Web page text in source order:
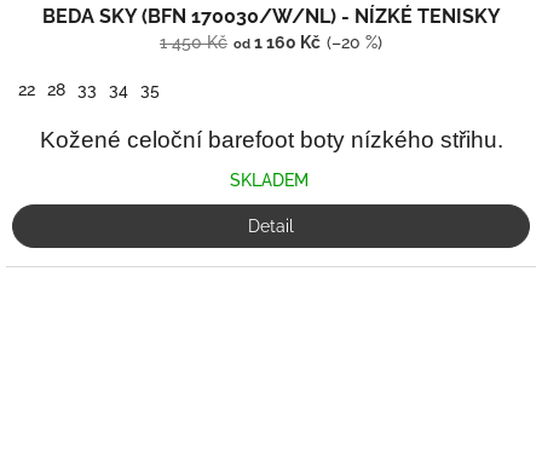
BEDA SKY (BFN 170030/W/NL) - NÍZKÉ TENISKY
1 450 Kč od 1 160 Kč (–20 %)
22 28 33 34 35
Kožené celoční barefoot boty nízkého střihu.
SKLADEM
Detail